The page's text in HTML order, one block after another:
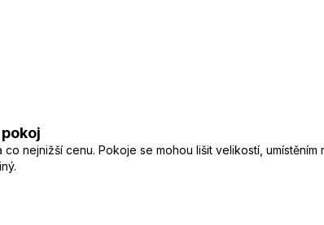
nejnižší cenu. Pokoje se mohou lišit velikostí,